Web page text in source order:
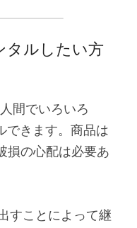
タルしたい方
間でいろいろ
できます。商品は
損の心配は必要あ
すことによって継